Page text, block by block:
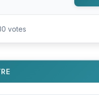
votes